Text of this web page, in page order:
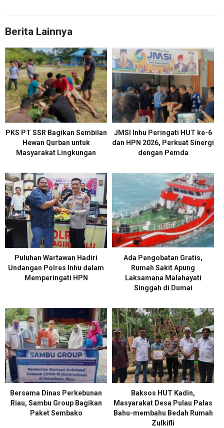
Berita Lainnya
PKS PT SSR Bagikan Sembilan
Hewan Qurban untuk
Masyarakat Lingkungan
JMSI Inhu Peringati HUT ke-6
dan HPN 2026, Perkuat Sinergi
dengan Pemda
Puluhan Wartawan Hadiri
Undangan Polres Inhu dalam
Memperingati HPN
Ada Pengobatan Gratis,
Rumah Sakit Apung
Laksamana Malahayati
Singgah di Dumai
Bersama Dinas Perkebunan
Riau, Sambu Group Bagikan
Paket Sembako
Baksos HUT Kadin,
Masyarakat Desa Pulau Palas
Bahu-membahu Bedah Rumah
Zulkifli